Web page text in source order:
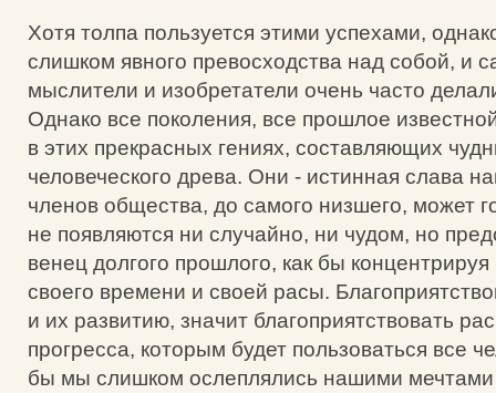
Хотя толпа пользуется этими успехами,
слишком явного превосходства над собой, и
мыслители и изобретатели очень часто
Однако все поколения, все прошлое
в этих прекрасных гениях, составляющих
человеческого древа. Они - истинная слава
членов общества, до самого низшего, может
не появляются ни случайно, ни чудом, но
венец долгого прошлого, как бы
своего времени и своей расы.
и их развитию, значит благоприятствовать
прогресса, которым будет пользоваться все
бы мы слишком ослеплялись нашими